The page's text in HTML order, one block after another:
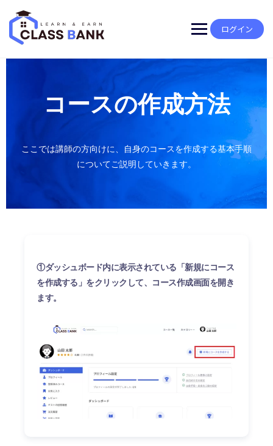
ログイン
コースの作成方法
ここでは講師の方向けに、自身のコースを作成する基本手順
についてご説明していきます。
①ダッシュボード内に表示されている「新規にコース
を作成する」をクリックして、コース作成画面を開き
ます。